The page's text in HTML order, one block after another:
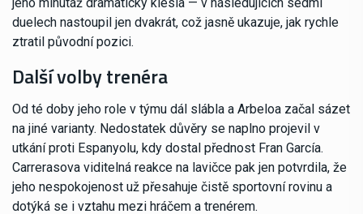
duelech nastoupil jen dvakrát, což jasně ukazuje, jak rychle
ztratil původní pozici.
Další volby trenéra
Od té doby jeho role v týmu dál slábla a Arbeloa začal sázet
na jiné varianty. Nedostatek důvěry se naplno projevil v
utkání proti Espanyolu, kdy dostal přednost Fran García.
Carrerasova viditelná reakce na lavičce pak jen potvrdila, že
jeho nespokojenost už přesahuje čistě sportovní rovinu a
dotýká se i vztahu mezi hráčem a trenérem.